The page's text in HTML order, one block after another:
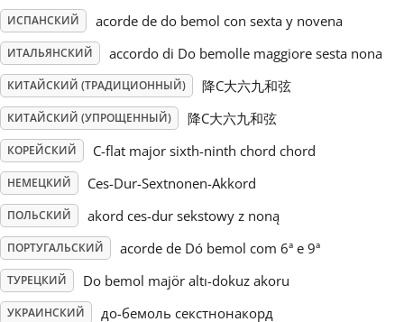
Svenska
Tiếng Việt
Türkçe
Українська
简体中文
繁體中文
ИСПАНСКИЙ acorde de do bemol con sexta y novena
ИТАЛЬЯНСКИЙ accordo di Do bemolle maggiore sesta nona
КИТАЙСКИЙ (ТРАДИЦИОННЫЙ) 降C大六九和弦
КИТАЙСКИЙ (УПРОЩЕННЫЙ) 降C大六九和弦
КОРЕЙСКИЙ C-flat major sixth-ninth chord chord
НЕМЕЦКИЙ Ces-Dur-Sextnonen-Akkord
ПОЛЬСКИЙ akord ces-dur sekstowy z noną
ПОРТУГАЛЬСКИЙ acorde de Dó bemol com 6ª e 9ª
ТУРЕЦКИЙ Do bemol majör altı-dokuz akoru
УКРАИНСКИЙ до-бемоль секстнонакорд